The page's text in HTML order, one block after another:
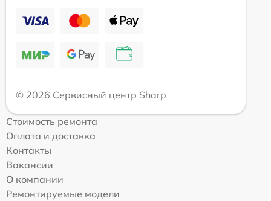
© 2026 Сервисный центр Sharp
Стоимость ремонта
Оплата и доставка
Контакты
Вакансии
О компании
Ремонтируемые модели